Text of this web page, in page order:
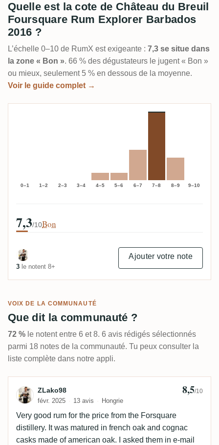
Quelle est la cote de Château du Breuil
Foursquare Rum Explorer Barbados
2016 ?
L’échelle 0–10 de RumX est exigeante : 7,3 se situe dans
la zone « Bon ». 66 % des dégustateurs le jugent « Bon »
ou mieux, seulement 5 % en dessous de la moyenne.
Voir le guide complet →
0–1 1–2 2–3 3–4 4–5 5–6 6–7 7–8 8–9 9–10
7,3/10Bon
3 le notent 8+
Ajouter votre note
VOIX DE LA COMMUNAUTÉ
Que dit la communauté ?
72 % le notent entre 6 et 8. 6 avis rédigés sélectionnés
parmi 18 notes de la communauté. Tu peux consulter la
liste complète dans notre appli.
Avis de ZLako98
ZLako98
févr. 2025 13 avis Hongrie
8,5/10
Very good rum for the price from the Forsquare
distillery. It was matured in french oak and cognac
casks made of american oak. I asked them in e-mail